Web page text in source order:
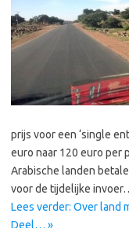
prijs voor een ‘single
euro naar 120 euro per
Arabische landen
voor de tijdelijke
Lees verder: Over land
Deel… »